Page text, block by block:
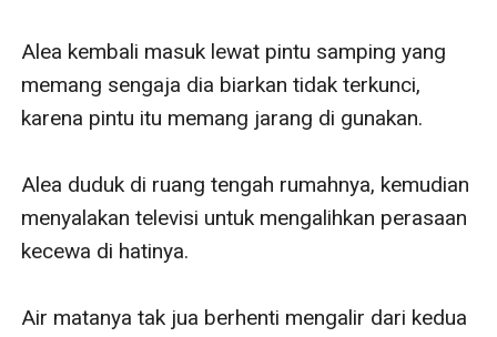
Alea kembali masuk lewat pintu samping yang
memang sengaja dia biarkan tidak terkunci,
karena pintu itu memang jarang di gunakan.
Alea duduk di ruang tengah rumahnya, kemudian
menyalakan televisi untuk mengalihkan perasaan
kecewa di hatinya.
Air matanya tak jua berhenti mengalir dari kedua